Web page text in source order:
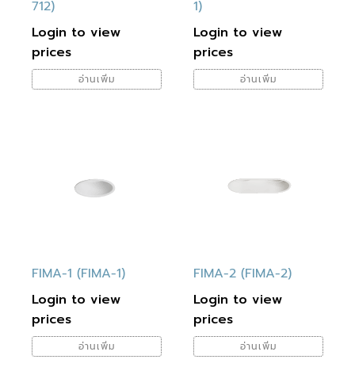
712)
Login to view
prices
อ่านเพิ่ม
1)
Login to view
prices
อ่านเพิ่ม
FIMA-1 (FIMA-1)
Login to view
prices
อ่านเพิ่ม
FIMA-2 (FIMA-2)
Login to view
prices
อ่านเพิ่ม